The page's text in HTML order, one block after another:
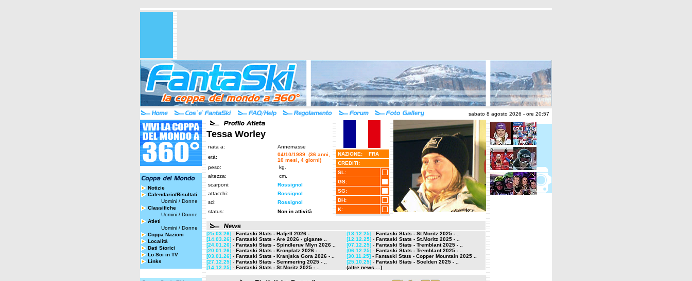
sabato 8 agosto 2026 - ore 20:57
Notizie
Calendario/Risultati
Uomini / Donne
Classifiche
Uomini / Donne
Atleti
Uomini / Donne
Coppa Nazioni
Località
Dati Storici
Lo Sci in TV
Links
Tessa Worley
nata a:
Annemasse
età:
04/10/1989 (36 anni,
10 mesi, 4 giorni)
peso:
kg.
altezza:
cm.
scarponi:
Rossignol
attacchi:
Rossignol
sci:
Rossignol
status:
Non in attività
NAZIONE: FRA
CREDITI:
SL:
GS:
SG:
DH:
K:
[25.03.26] - Fantaski Stats - Hafjell 2026 - ..
[14.03.26] - Fantaski Stats - Are 2026 - gigante ..
[24.01.26] - Fantaski Stats - Spindleruv Mlyn 2026 ..
[20.01.26] - Fantaski Stats - Kronplatz 2026 - ..
[03.01.26] - Fantaski Stats - Kranjska Gora 2026 - ..
[27.12.25] - Fantaski Stats - Semmering 2025 - ..
[14.12.25] - Fantaski Stats - St.Moritz 2025 - ..
[13.12.25] - Fantaski Stats - St.Moritz 2025 - ..
[12.12.25] - Fantaski Stats - St.Moritz 2025 - ..
[07.12.25] - Fantaski Stats - Tremblant 2025 - ..
[06.12.25] - Fantaski Stats - Tremblant 2025 - ..
[30.11.25] - Fantaski Stats - Copper Mountain 2025 ..
[25.10.25] - Fantaski Stats - Soelden 2025 - ..
(altre news....)